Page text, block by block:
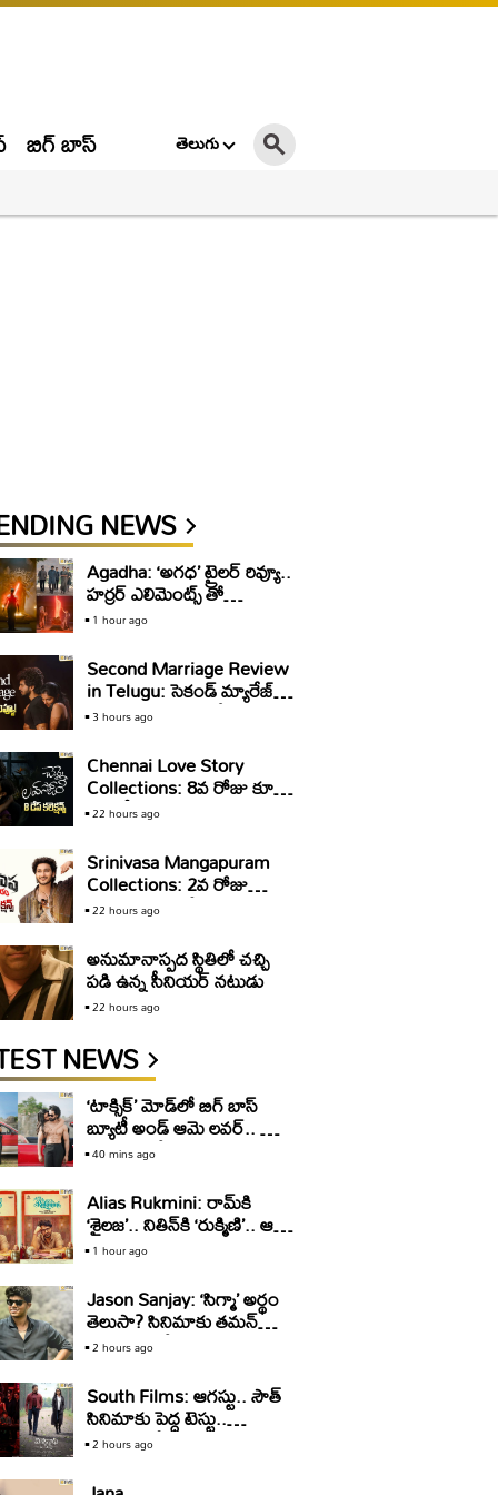
బిగ్ బాస్ తెలుగు
NEWS
Agadha: ‘అగధ’ ట్రైలర్ రివ్యూ..
హర్రర్ ఎలిమెంట్స్ తో
కూడుకున్న విజువల్ వండర్
1 hour ago
Second Marriage Review
in Telugu: సెకండ్ మ్యారేజ్
వెబ్ సిరీస్ రివ్యూ & రేటింగ్‌!
3 hours ago
Chennai Love Story
Collections: 8వ రోజు కూడా
కోటి షేర్ రాబట్టిన ‘చెన్నై లవ్
22 hours ago
Srinivasa Mangapuram
Collections: 2వ రోజు
మరింత తగ్గిన ‘శ్రీనివాస
మంగాపురం’ కలెక్షన్స్.. కానీ
22 hours ago
అనుమానాస్పద స్థితిలో చచ్చి
పడి ఉన్న సీనియర్ నటుడు
22 hours ago
NEWS
‘టాక్సిక్‌’ మోడ్‌లో బిగ్‌ బాస్‌
బ్యూటీ అండ్‌ ఆమె లవర్‌.. డోస్‌
కాస్త ఎక్కువే
40 mins ago
Alias Rukmini: రామ్‌కి
‘శైలజ’.. నితిన్‌కి ‘రుక్మిణి’.. ఆ
సెంటిమెంట్‌ వర్కౌట్‌
అవుతుందా?
1 hour ago
Jason Sanjay: ‘సిగ్మా’ అర్థం
తెలుసా? సినిమాకు తమన్‌
ఎందుకు? జేసన్‌ సంజయ్‌
ముచ్చట్లు
2 hours ago
South Films: ఆగస్టు.. సౌత్‌
సినిమాకు పెద్ద టెస్టు..
డిస్టింక్షన్‌లో పాస్‌ అవ్వాలి
2 hours ago